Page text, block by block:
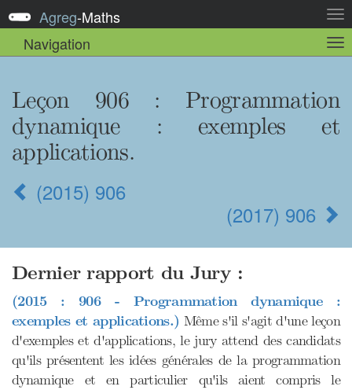
la
Agreg-Maths
Navigation
la
Leçon 906 : Programmation
dynamique : exemples et
applications.
(2015) 906
(2017) 906
Dernier rapport du Jury :
(2015 : 906 - Programmation dynamique :
exemples et applications.) Même s'il s'agit d'une leçon
d'exemples et d'applications, le jury attend des candidats
qu'ils présentent les idées générales de la programmation
dynamique et en particulier qu'ils aient compris le